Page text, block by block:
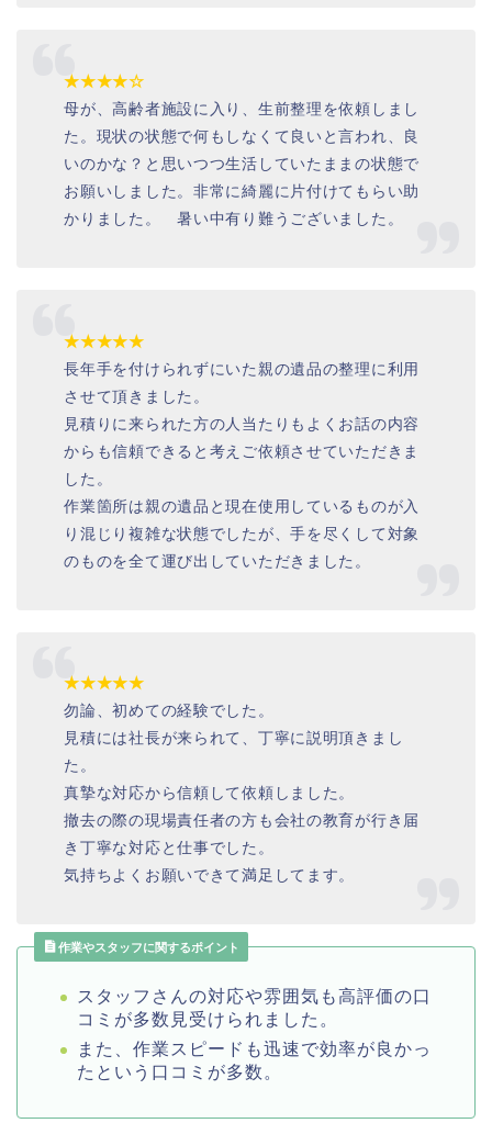
★★★★☆
母が、高齢者施設に入り、生前整理を依頼しまし
た。現状の状態で何もしなくて良いと言われ、良
いのかな？と思いつつ生活していたままの状態で
お願いしました。非常に綺麗に片付けてもらい助
かりました。 暑い中有り難うございました。
★★★★★
長年手を付けられずにいた親の遺品の整理に利用
させて頂きました。
見積りに来られた方の人当たりもよくお話の内容
からも信頼できると考えご依頼させていただきま
した。
作業箇所は親の遺品と現在使用しているものが入
り混じり複雑な状態でしたが、手を尽くして対象
のものを全て運び出していただきました。
★★★★★
勿論、初めての経験でした。
見積には社長が来られて、丁寧に説明頂きまし
た。
真摯な対応から信頼して依頼しました。
撤去の際の現場責任者の方も会社の教育が行き届
き丁寧な対応と仕事でした。
気持ちよくお願いできて満足してます。
作業やスタッフに関するポイント
スタッフさんの対応や雰囲気も高評価の口
コミが多数見受けられました。
また、作業スピードも迅速で効率が良かっ
たという口コミが多数。